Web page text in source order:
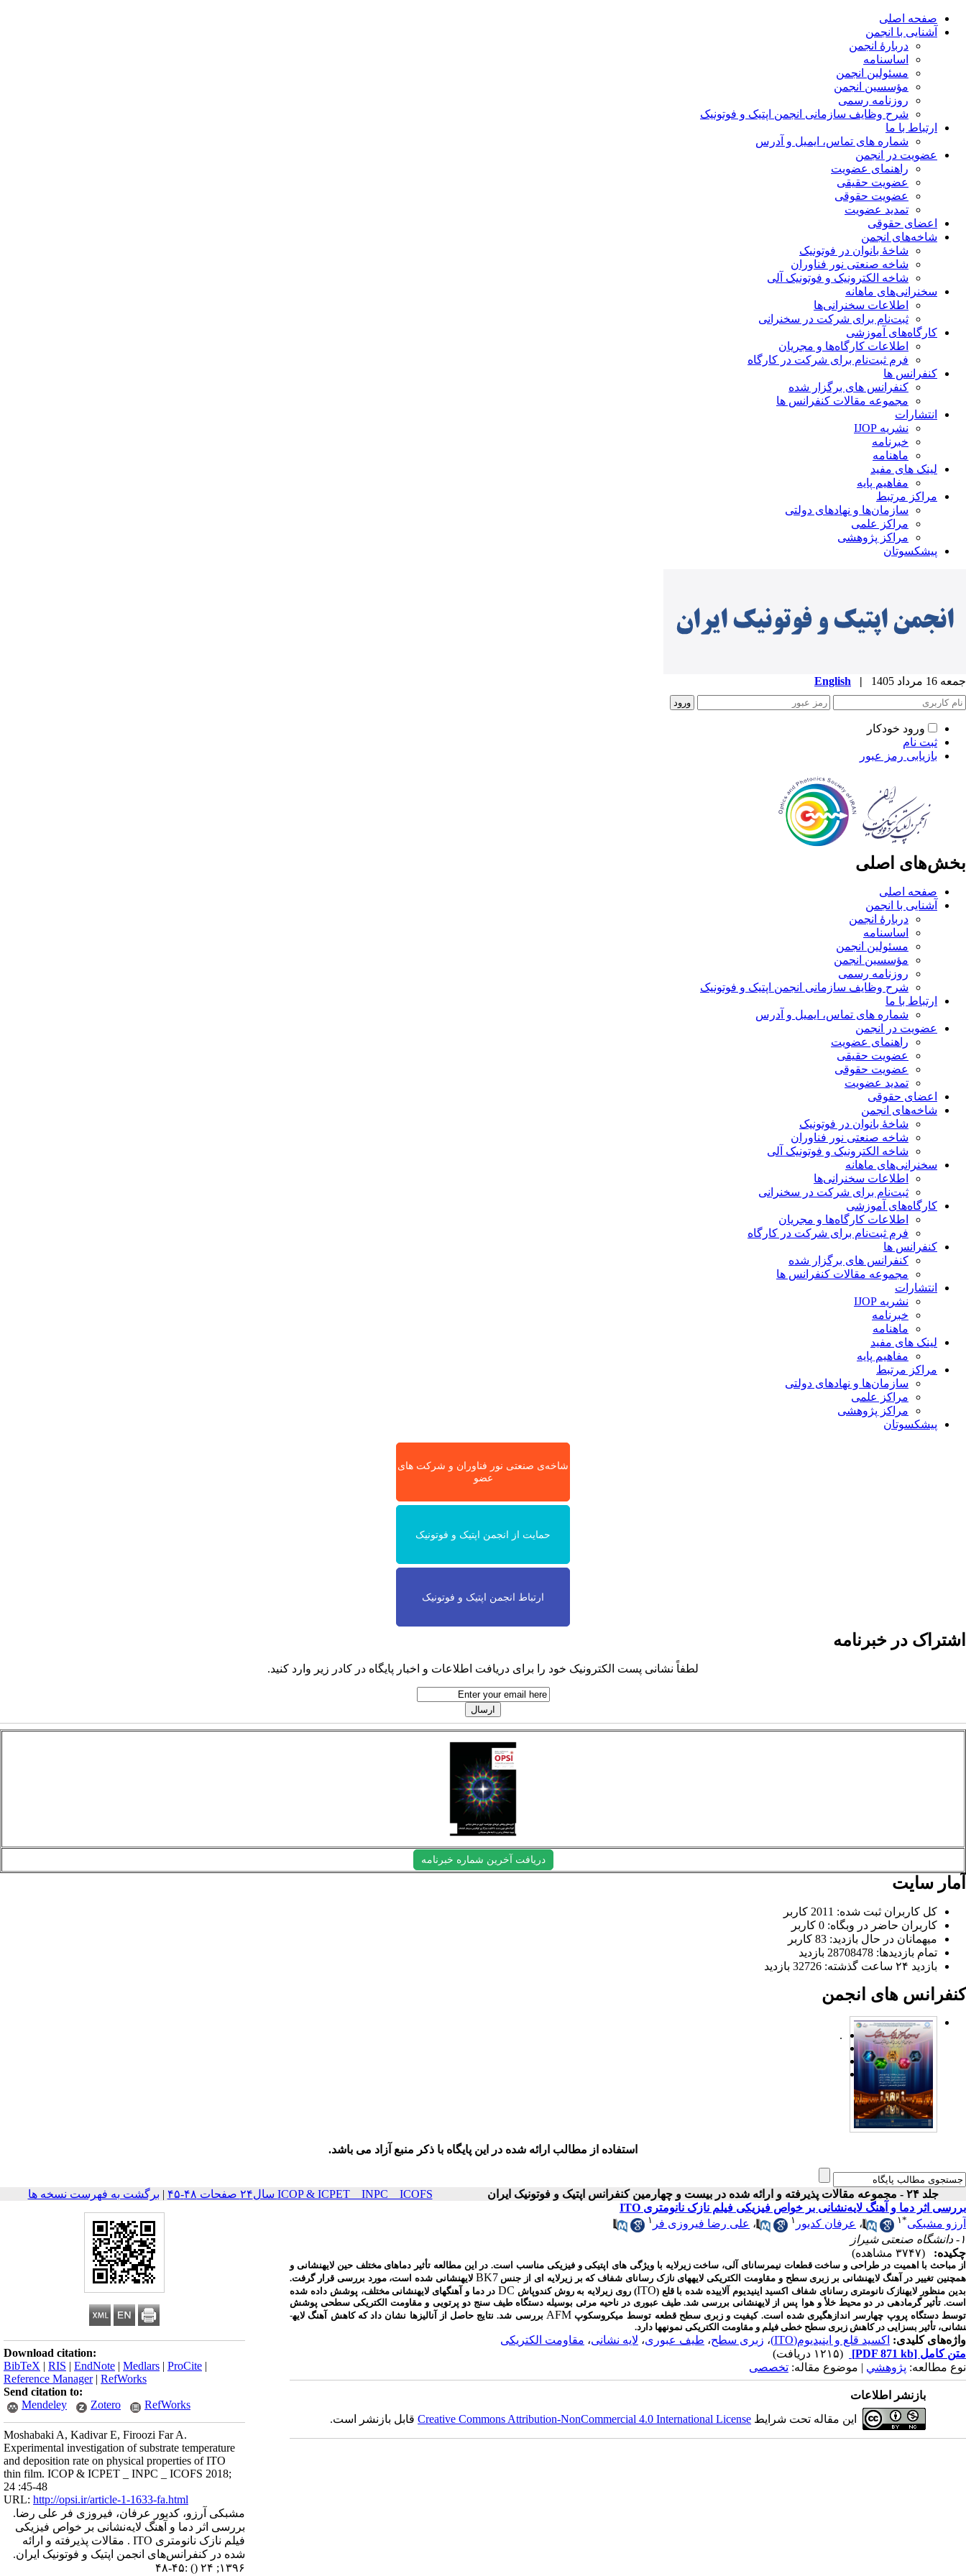
صفحه اصلی
آشنایی با انجمن
دربارۀ انجمن
اساسنامه
مسئولین انجمن
مؤسسین انجمن
روزنامه رسمی
شرح وظایف سازمانی انجمن اپتیک و فوتونیک
ارتباط با ما
شماره های تماس، ایمیل و آدرس
عضویت در انجمن
راهنمای عضویت
عضویت حقیقی
عضویت حقوقی
تمدید عضویت
اعضای حقوقی
شاخه‌های انجمن
شاخۀ بانوان در فوتونیک
شاخه صنعتی نور فناوران
شاخه‌ الکترونیک و فوتونیک آلی
سخنرانی‌های ماهانه
اطلاعات سخنرانی‌‌ها
ثبت‌نام برای شرکت در سخنرانی
کارگاه‌های آموزشی
اطلاعات کارگاه‌ها و مجریان
فرم ثبت‌نام برای شرکت در کارگاه
کنفرانس ها
کنفرانس های برگزار شده
مجموعه مقالات کنفرانس ها
انتشارات
نشریه IJOP
خبرنامه
ماهنامه
لینک های مفید
مفاهیم پایه
مراکز مرتبط
سازمان‌ها و نهادهای دولتی
مراکز علمی
مراکز پژوهشی
پیشکسوتان
جمعه 16 مرداد 1405 |
English
ورود خودکار
ثبت نام
بازیابی رمز عبور
بخش‌های اصلی
صفحه اصلی
آشنایی با انجمن
دربارۀ انجمن
اساسنامه
مسئولین انجمن
مؤسسین انجمن
روزنامه رسمی
شرح وظایف سازمانی انجمن اپتیک و فوتونیک
ارتباط با ما
شماره های تماس، ایمیل و آدرس
عضویت در انجمن
راهنمای عضویت
عضویت حقیقی
عضویت حقوقی
تمدید عضویت
اعضای حقوقی
شاخه‌های انجمن
شاخۀ بانوان در فوتونیک
شاخه صنعتی نور فناوران
شاخه‌ الکترونیک و فوتونیک آلی
سخنرانی‌های ماهانه
اطلاعات سخنرانی‌‌ها
ثبت‌نام برای شرکت در سخنرانی
کارگاه‌های آموزشی
اطلاعات کارگاه‌ها و مجریان
فرم ثبت‌نام برای شرکت در کارگاه
کنفرانس ها
کنفرانس های برگزار شده
مجموعه مقالات کنفرانس ها
انتشارات
نشریه IJOP
خبرنامه
ماهنامه
لینک های مفید
مفاهیم پایه
مراکز مرتبط
سازمان‌ها و نهادهای دولتی
مراکز علمی
مراکز پژوهشی
پیشکسوتان
شاخه‌ی صنعتی نور فناوران و شرکت های
عضو
حمایت از انجمن اپتیک و فوتونیک
ارتباط انجمن اپتیک و فوتونیک
اشتراک در خبرنامه
لطفاً نشانی پست الکترونیک خود را برای دریافت اطلاعات و اخبار پایگاه در کادر زیر وارد کنید.
دریافت آخرین شماره خبرنامه
آمار سایت
کل کاربران ثبت شده: 2011 کاربر
کاربران حاضر در وبگاه: 0 کاربر
میهمانان در حال بازدید: 83 کاربر
تمام بازدید‌ها: 28708478 بازدید
بازدید ۲۴ ساعت گذشته: 32726 بازدید
کنفرانس های انجمن
.
استفاده از مطالب ارائه شده در این پایگاه با ذکر منبع آزاد می باشد.
جلد ۲۴ - مجموعه مقالات پذیرفته و ارائه شده در بیست و چهارمین کنفرانس اپتیک و فوتونیک ایران ICOP & ICPET _ INPC _ ICOFS سال۲۴ صفحات ۴۸-۴۵ | برگشت به فهرست نسخه ها
Download citation:
BibTeX | RIS | EndNote | Medlars | ProCite |
Reference Manager| RefWorks
Send citation to:
Mendeley
Zotero RefWorks
Moshabaki A, Kadivar E, Firoozi Far A.
Experimental investigation of substrate temperature
and deposition rate on physical properties of ITO
thin film. ICOP & ICPET _ INPC _ ICOFS 2018;
24 :45-48
URL: http://opsi.ir/article-1-1633-fa.html
مشبکی آرزو، کدیور عرفان، فیروزی فر علی رضا.
بررسی اثر دما و آهنگ لایه‌نشانی بر خواص فیزیکی
فیلم ‌نازک نانومتری ITO . مقالات پذیرفته و ارائه
شده در کنفرانس‌های انجمن اپتیک و فوتونیک ایران.
۱۳۹۶; ۲۴
() :۴۵-۴۸
بررسی اثر دما و آهنگ لایه‌نشانی بر خواص فیزیکی فیلم ‌نازک نانومتری ITO
آرزو مشبکی*۱ ، عرفان کدیور ۱ ، علی رضا فیروزی فر ۱
۱- دانشگاه صنعتی شیراز
چکیده:
(۳۷۴۷ مشاهده)
از مباحث با اهمیت در طراحی و ساخت قطعات نیمرسانای آلی، ساخت زیرلایه­ با ویژگی های اپتیکی و فیزیکی مناسب است. در این مطالعه تأثیر دماهای مختلف حین لایه­نشانی و
همچنین تغییر در آهنگ لایه­نشانی بر زبری سطح و مقاومت الکتریکی لایه­های نازک رسانای شفاف که برزیرلایه ای از جنسBK7 لایه­نشانی شده است، مورد بررسی قرار گرفت.
بدین منظور لایه­نازک نانومتری رسانای شفاف اکسید اینیدیوم آلاییده شده با قلع (ITO) روی زیرلایه به روش کندوپاش DCدر دما و آهنگ­های لایه­نشانی مختلف، پوشش داده شده
است. تأثیر گرمادهی در دو محیط خلأ و هوا پس از لایه­نشانی بررسی شد. طیف عبوری در ناحیه مرئی بوسیله دستگاه طیف سنج دو پرتویی و مقاومت الکتریکی سطحی پوشش
توسط دستگاه پروپ چهارسر اندازه­گیری شده است. کیفیت و زبری سطح قطعه توسط میکروسکوپAFMبررسی شد. نتایج حاصل از آنالیزها نشان داد که کاهش آهنگ لایه­
نشانی، تأثیر بسزایی در کاهش زبری سطح خطی فیلم و مقاومت الکتریکی نمونه­ها دارد.
واژه‌های کلیدی: اکسید قلع و اینیدیوم(ITO) ، زبری سطح، طیف عبوری، لایه نشانی، مقاومت الکتریکی
متن کامل [PDF 871 kb]
(۱۲۱۵ دریافت)
نوع مطالعه: پژوهشي | موضوع مقاله: تخصصی
بازنشر اطلاعات
این مقاله تحت شرایط Creative Commons Attribution-NonCommercial 4.0 International Licenseقابل بازنشر است.